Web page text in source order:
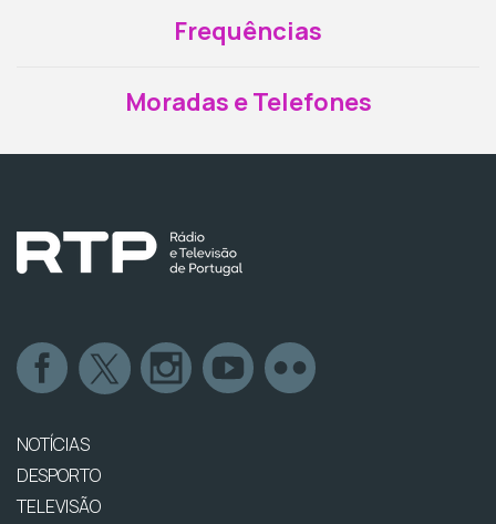
Frequências
Moradas e Telefones
NOTÍCIAS
DESPORTO
TELEVISÃO